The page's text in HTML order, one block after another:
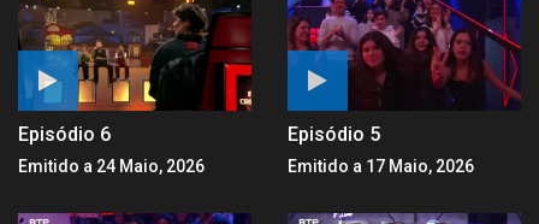
Episódio 6
Emitido a 24 Maio, 2026
Episódio 5
Emitido a 17 Maio, 2026